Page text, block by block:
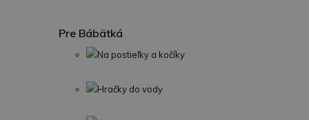
Pre Bábätká
Na postieľky a kočíky
Hračky do vody